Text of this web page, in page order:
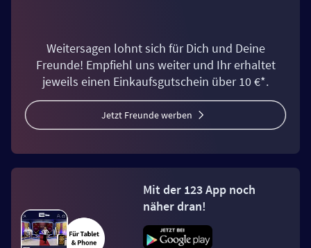
Weitersagen lohnt sich für Dich und Deine
Freunde! Empfiehl uns weiter und Ihr erhaltet
jeweils einen Einkaufsgutschein über 10 €*.
Jetzt Freunde werben
Mit der 123 App noch
näher dran!